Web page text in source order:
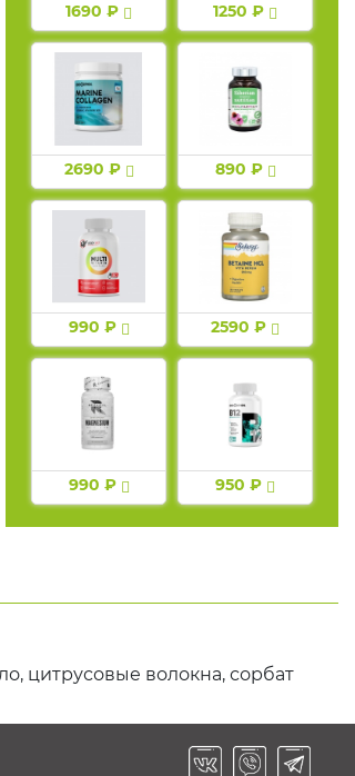
1690 ₽ 1250 ₽
2690 ₽ 890 ₽
990 ₽ 2590 ₽
990 ₽ 950 ₽
цитрусовые волокна, сорбат